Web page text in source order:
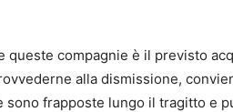
queste compagnie è il previsto
alla dismissione,
sono frapposte lungo il tragitto e